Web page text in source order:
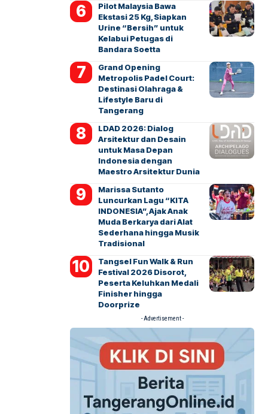
Pilot Malaysia Bawa
Ekstasi 25 Kg, Siapkan
Urine “Bersih” untuk
Kelabui Petugas di
Bandara Soetta
Grand Opening
Metropolis Padel Court:
Destinasi Olahraga &
Lifestyle Baru di
Tangerang
LDAD 2026: Dialog
Arsitektur dan Desain
untuk Masa Depan
Indonesia dengan
Maestro Arsitektur Dunia
Marissa Sutanto
Luncurkan Lagu “KITA
INDONESIA”, Ajak Anak
Muda Berkarya dari Alat
Sederhana hingga Musik
Tradisional
Tangsel Fun Walk & Run
Festival 2026 Disorot,
Peserta Keluhkan Medali
Finisher hingga
Doorprize
- Advertisement -